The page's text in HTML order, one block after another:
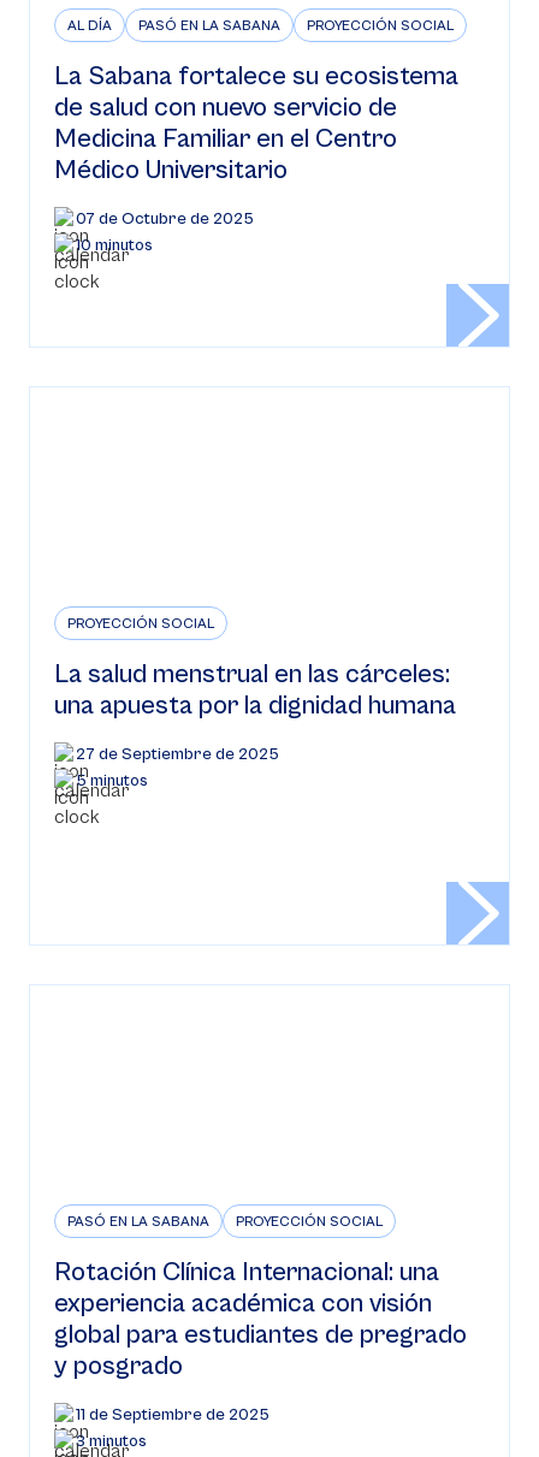
AL DÍA PASÓ EN LA SABANA PROYECCIÓN SOCIAL
La Sabana fortalece su ecosistema
de salud con nuevo servicio de
Medicina Familiar en el Centro
Médico Universitario
07 de Octubre de 2025
10 minutos
PROYECCIÓN SOCIAL
La salud menstrual en las cárceles:
una apuesta por la dignidad humana
27 de Septiembre de 2025
5 minutos
PASÓ EN LA SABANA PROYECCIÓN SOCIAL
Rotación Clínica Internacional: una
experiencia académica con visión
global para estudiantes de pregrado
y posgrado
11 de Septiembre de 2025
3 minutos